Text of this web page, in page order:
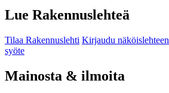
Lue Rakennuslehteä
Tilaa Rakennuslehti Kirjaudu näköislehteen
syöte
Mainosta & ilmoita